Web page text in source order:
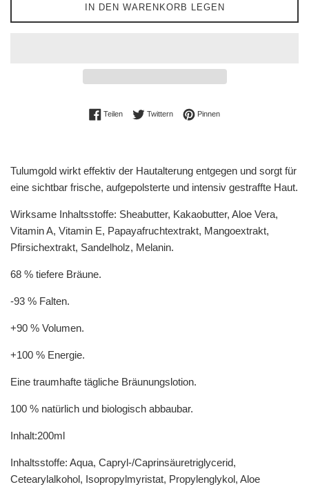
IN DEN WARENKORB LEGEN
TeilenAuf Facebook teilen
TwitternAuf Twitter twittern
PinnenAuf Pinterest pinnen
Tulumgold wirkt effektiv der Hautalterung entgegen und sorgt für
eine sichtbar frische, aufgepolsterte und intensiv gestraffte Haut.
Wirksame Inhaltsstoffe: Sheabutter, Kakaobutter, Aloe Vera,
Vitamin A, Vitamin E, Papayafruchtextrakt, Mangoextrakt,
Pfirsichextrakt, Sandelholz, Melanin.
68 % tiefere Bräune.
-93 % Falten.
+90 % Volumen.
+100 % Energie.
Eine traumhafte tägliche Bräunungslotion.
100 % natürlich und biologisch abbaubar.
Inhalt:200ml
Inhaltsstoffe: Aqua, Capryl-/Caprinsäuretriglycerid,
Cetearylalkohol, Isopropylmyristat, Propylenglykol, Aloe